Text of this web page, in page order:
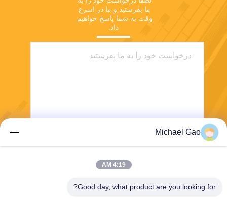
داد.
ارسال
Michael Gao
4:19 AM
Good day, what product are you looking for?